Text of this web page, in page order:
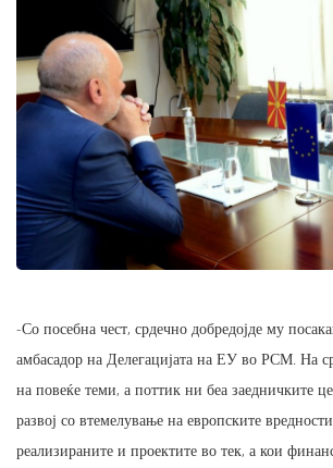
-Со посебна чест, срдечно добредојде му
амбасадор на Делегацијата на ЕУ во РСМ. На
на повеќе теми, а поттик ни беа заедничките
развој со втемелување на европските
реализираните и проектите во тек, а кои